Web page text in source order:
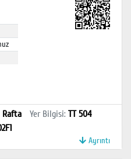
Rafta Yer Bilgisi: TT 504
Ayrıntı